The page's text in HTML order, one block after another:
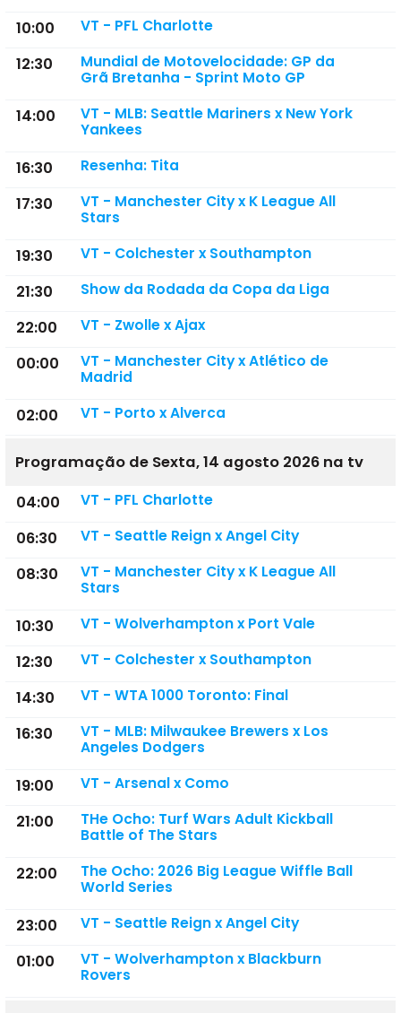
10:00 VT - PFL Charlotte
12:30
Mundial de Motovelocidade: GP da
Grã Bretanha - Sprint Moto GP
14:00
VT - MLB: Seattle Mariners x New York
Yankees
16:30 Resenha: Tita
17:30
VT - Manchester City x K League All
Stars
19:30 VT - Colchester x Southampton
21:30 Show da Rodada da Copa da Liga
22:00 VT - Zwolle x Ajax
00:00
VT - Manchester City x Atlético de
Madrid
02:00 VT - Porto x Alverca
Programação de Sexta, 14 agosto 2026 na tv
04:00
VT - PFL Charlotte
06:30 VT - Seattle Reign x Angel City
08:30
VT - Manchester City x K League All
Stars
10:30 VT - Wolverhampton x Port Vale
12:30 VT - Colchester x Southampton
14:30 VT - WTA 1000 Toronto: Final
16:30
VT - MLB: Milwaukee Brewers x Los
Angeles Dodgers
19:00 VT - Arsenal x Como
21:00
THe Ocho: Turf Wars Adult Kickball
Battle of The Stars
22:00
The Ocho: 2026 Big League Wiffle Ball
World Series
23:00 VT - Seattle Reign x Angel City
01:00
VT - Wolverhampton x Blackburn
Rovers